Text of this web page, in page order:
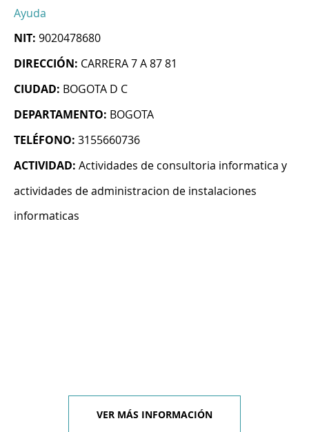
Ayuda
NIT: 9020478680
DIRECCIÓN: CARRERA 7 A 87 81
CIUDAD: BOGOTA D C
DEPARTAMENTO: BOGOTA
TELÉFONO: 3155660736
ACTIVIDAD: Actividades de consultoria informatica y
actividades de administracion de instalaciones
informaticas
VER MÁS INFORMACIÓN